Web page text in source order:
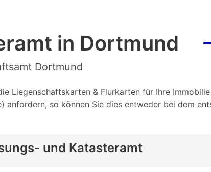
in Dortmund
Dortmund
Liegenschaftskarten & Flurkarten für Ihre
so können Sie dies entweder bei dem
und Katasteramt